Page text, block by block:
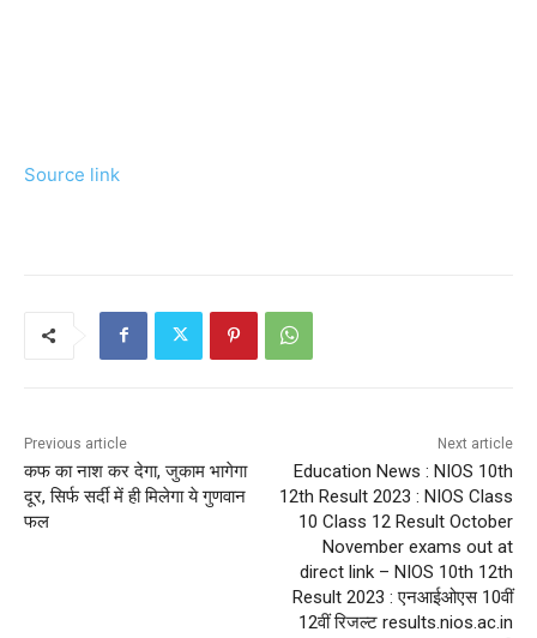
Source link
Previous article
कफ का नाश कर देगा, जुकाम भागेगा
दूर, सिर्फ सर्दी में ही मिलेगा ये गुणवान
फल
Next article
Education News : NIOS 10th
12th Result 2023 : NIOS Class
10 Class 12 Result October
November exams out at
direct link – NIOS 10th 12th
Result 2023 : एनआईओएस 10वीं
12वीं रिजल्ट results.nios.ac.in